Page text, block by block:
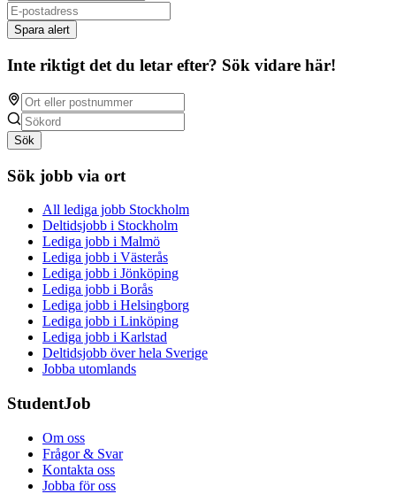
Spara alert
Inte riktigt det du letar efter? Sök vidare här!
Sök
Sök jobb via ort
All lediga jobb Stockholm
Deltidsjobb i Stockholm
Lediga jobb i Malmö
Lediga jobb i Västerås
Lediga jobb i Jönköping
Lediga jobb i Borås
Lediga jobb i Helsingborg
Lediga jobb i Linköping
Lediga jobb i Karlstad
Deltidsjobb över hela Sverige
Jobba utomlands
StudentJob
Om oss
Frågor & Svar
Kontakta oss
Jobba för oss